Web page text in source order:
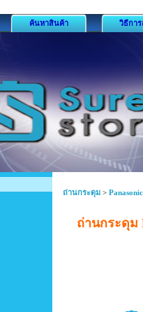
ค้นหาสินค้า วิธีกา
ถ่านกระดุม > Panasonic
ถ่านกระดุม